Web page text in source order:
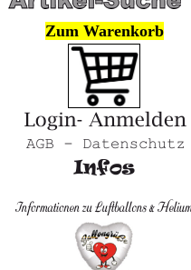
Zum Warenkorb